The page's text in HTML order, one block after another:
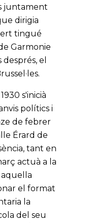
juntament
dirigia
tingué
Garmonie
el
s'inicià
polítics i
de febrer
Érard de
tant en
actuà a la
el format
la
del seu